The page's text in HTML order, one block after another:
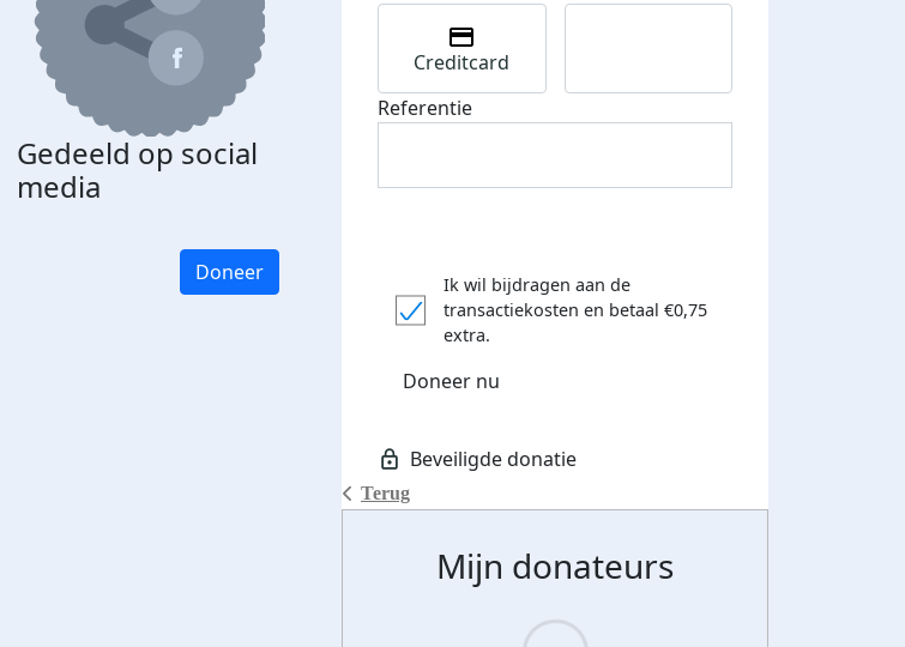
Gedeeld op social
media
Doneer
Terug
Creditcard
Referentie
Ik wil bijdragen aan de
transactiekosten en betaal €0,75
extra.
Doneer nu
Mijn donateurs